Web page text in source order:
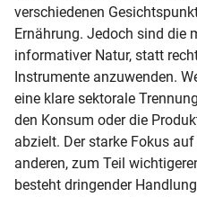
verschiedenen
Ernährung. Jedoch sind die
informativer Natur, statt
Instrumente anzuwenden.
eine klare sektorale
den Konsum oder die
abzielt. Der starke Fokus
anderen, zum Teil
besteht dringender